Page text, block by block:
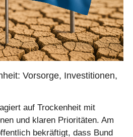
Vorsorge, Investitionen,
auf Trockenheit mit
und klaren Prioritäten. Am
bekräftigt, dass Bund